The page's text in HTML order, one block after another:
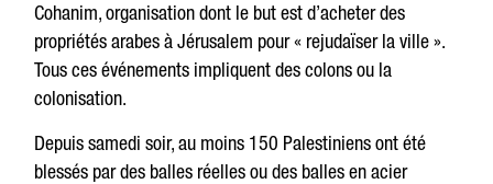
Cohanim, organisation dont le but est d’acheter des
propriétés arabes à Jérusalem pour « rejudaïser la ville ».
Tous ces événements impliquent des colons ou la
colonisation.
Depuis samedi soir, au moins 150 Palestiniens ont été
blessés par des balles réelles ou des balles en acier